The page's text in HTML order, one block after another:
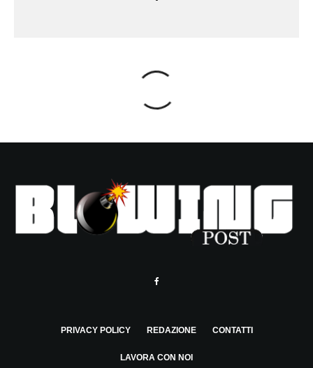
PRIVACY POLICY REDAZIONE CONTATTI
LAVORA CON NOI